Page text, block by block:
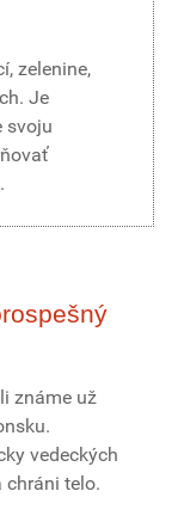
zelenine,
Je
svoju
známe už
vedeckých
chráni telo.